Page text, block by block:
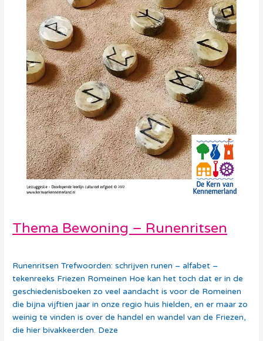
Thema Bewoning – Runenritsen
Runenritsen Trefwoorden: schrijven runen – alfabet –
tekenreeks Friezen Romeinen Hoe kan het toch dat er in de
geschiedenisboeken zo veel aandacht is voor de Romeinen
die bijna vijftien jaar in onze regio huis hielden, en er maar zo
weinig te vinden is over de handel en wandel van de Friezen,
die hier bivakkeerden. Deze